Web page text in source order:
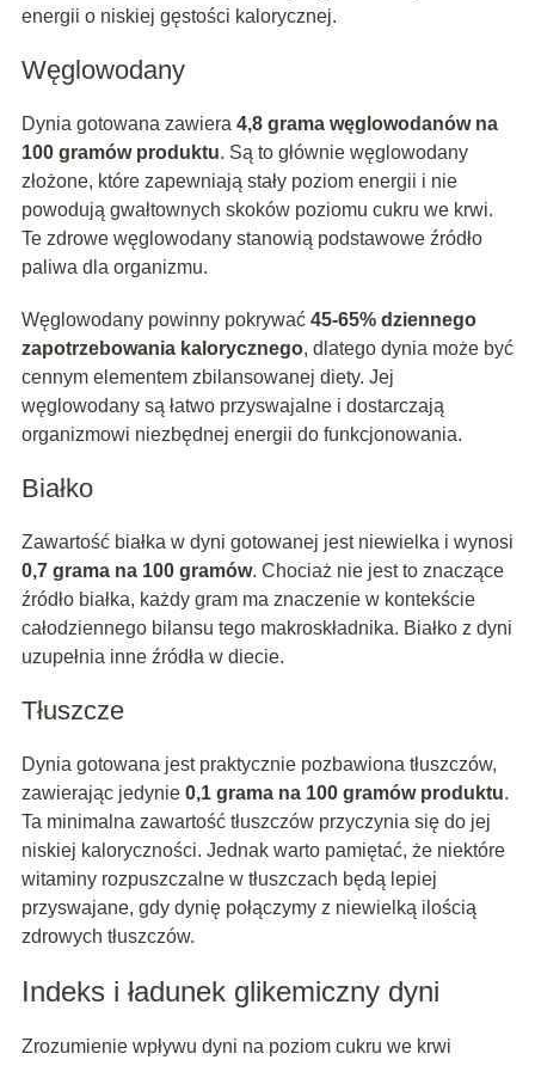
energii o niskiej gęstości kalorycznej.
Węglowodany
Dynia gotowana zawiera 4,8 grama węglowodanów na
100 gramów produktu. Są to głównie węglowodany
złożone, które zapewniają stały poziom energii i nie
powodują gwałtownych skoków poziomu cukru we krwi.
Te zdrowe węglowodany stanowią podstawowe źródło
paliwa dla organizmu.
Węglowodany powinny pokrywać 45-65% dziennego
zapotrzebowania kalorycznego, dlatego dynia może być
cennym elementem zbilansowanej diety. Jej
węglowodany są łatwo przyswajalne i dostarczają
organizmowi niezbędnej energii do funkcjonowania.
Białko
Zawartość białka w dyni gotowanej jest niewielka i wynosi
0,7 grama na 100 gramów. Chociaż nie jest to znaczące
źródło białka, każdy gram ma znaczenie w kontekście
całodziennego bilansu tego makroskładnika. Białko z dyni
uzupełnia inne źródła w diecie.
Tłuszcze
Dynia gotowana jest praktycznie pozbawiona tłuszczów,
zawierając jedynie 0,1 grama na 100 gramów produktu.
Ta minimalna zawartość tłuszczów przyczynia się do jej
niskiej kaloryczności. Jednak warto pamiętać, że niektóre
witaminy rozpuszczalne w tłuszczach będą lepiej
przyswajane, gdy dynię połączymy z niewielką ilością
zdrowych tłuszczów.
Indeks i ładunek glikemiczny dyni
Zrozumienie wpływu dyni na poziom cukru we krwi